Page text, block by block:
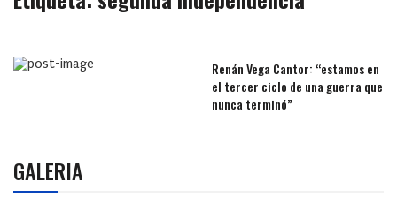
Renán Vega Cantor: “estamos en
el tercer ciclo de una guerra que
nunca terminó”
GALERIA